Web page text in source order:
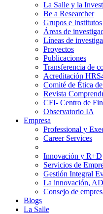
La Salle y la
Be a Researcher
Grupos e Institutos
Áreas de
Líneas de
Proyectos
Publicaciones
Transferencia de
Acreditación
Comité de Ética
Revista
CFI- Centro de
Observatorio IA
Empresa
Professional y
Career Services
Innovación y R+D
Servicios de
Gestión Integral
La innovación,
Consejo de
Blogs
La Salle